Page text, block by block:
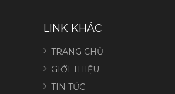
LINK KHÁC
TRANG CHỦ
GIỚI THIỆU
TIN TỨC